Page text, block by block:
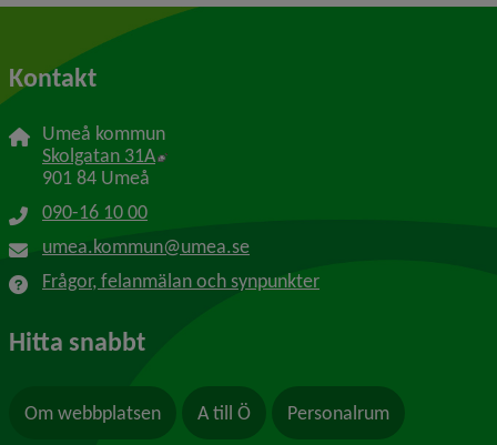
Kontakt
Umeå kommun
Skolgatan 31A Länk till annan webbplats, öppnas i nytt
901 84 Umeå
090-16 10 00
umea.kommun@umea.se
Frågor, felanmälan och synpunkter
Hitta snabbt
Om webbplatsen A till Ö Personalrum